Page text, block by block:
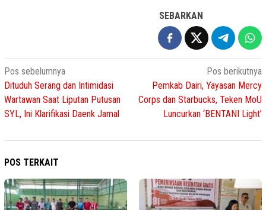
SEBARKAN
Navigasi
pos
Pos sebelumnya
Dituduh Serang dan Intimidasi
Wartawan Saat Liputan Putusan
SYL, Ini Klarifikasi Daenk Jamal
Pos berikutnya
Pemkab Dairi, Yayasan Mercy
Corps dan Starbucks, Teken MoU
Luncurkan ‘BENTANI Light’
POS TERKAIT